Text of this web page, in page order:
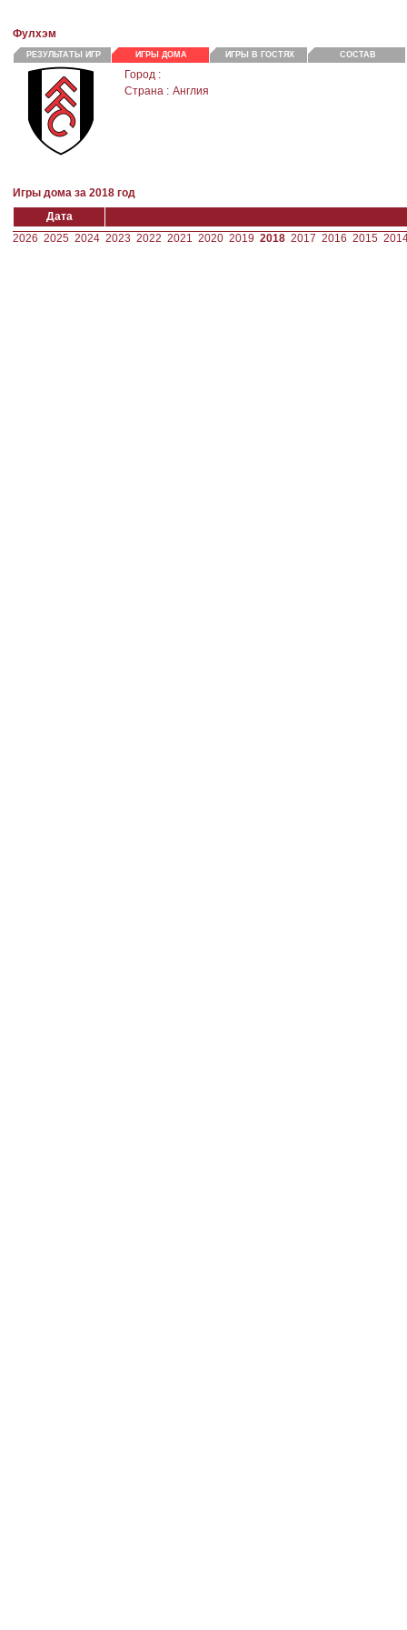
Фулхэм
РЕЗУЛЬТАТЫ ИГР ИГРЫ ДОМА ИГРЫ В ГОСТЯХ СОСТАВ
Город :
Страна : Англия
Игры дома за 2018 год
Дата
2026 2025 2024 2023 2022 2021 2020 2019 2018 2017 2016 2015